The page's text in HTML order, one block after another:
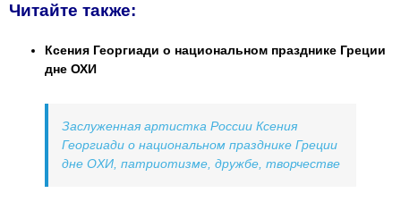
Читайте также:
Ксения Георгиади o национальном празднике Греции
дне ОХИ
Заслуженная артистка России Ксения
Георгиади o национальном празднике Греции
дне ОХИ, патриотизме, дружбе, творчестве